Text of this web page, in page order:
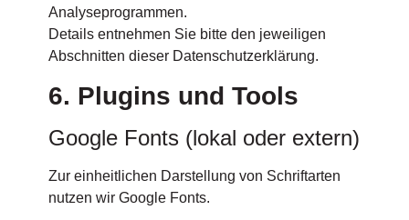
Analyseprogrammen.
Details entnehmen Sie bitte den jeweiligen
Abschnitten dieser Datenschutzerklärung.
6. Plugins und Tools
Google Fonts (lokal oder extern)
Zur einheitlichen Darstellung von Schriftarten
nutzen wir Google Fonts.